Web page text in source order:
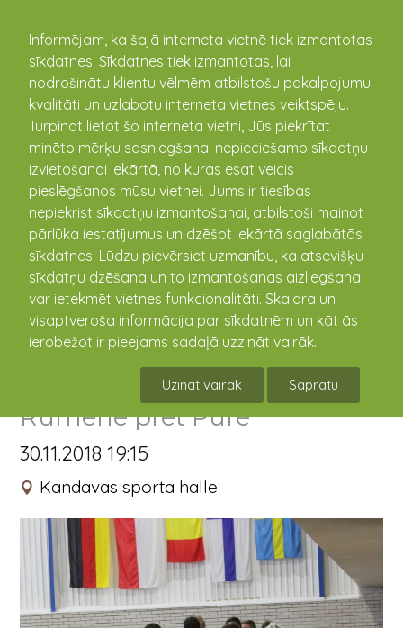
Informējam, ka šajā interneta vietnē tiek izmantotas
sīkdatnes. Sīkdatnes tiek izmantotas, lai
nodrošinātu klientu vēlmēm atbilstošu pakalpojumu
kvalitāti un uzlabotu interneta vietnes veiktspēju.
Turpinot lietot šo interneta vietni, Jūs piekrītat
minēto mērķu sasniegšanai nepieciešamo sīkdatņu
izvietošanai iekārtā, no kuras esat veicis
pieslēgšanos mūsu vietnei. Jums ir tiesības
nepiekrist sīkdatņu izmantošanai, atbilstoši mainot
pārlūka iestatījumus un dzēšot iekārtā saglabātās
sīkdatnes. Lūdzu pievērsiet uzmanību, ka atsevišķu
sīkdatņu dzēšana un to izmantošanas aizliegšana
var ietekmēt vietnes funkcionalitāti. Skaidra un
visaptveroša informācija par sīkdatnēm un kāt ās
ierobežot ir pieejams sadaļā uzzināt vairāk.
Uzināt vairāk Sapratu
kandava.lv
PASĀKUMU
KALENDĀRS
Kandavas novada
čempionāts basketbolā,
BJSS1 pret RGR Pluss,
Rūmene pret Pūre
30.11.2018 19:15
Kandavas sporta halle